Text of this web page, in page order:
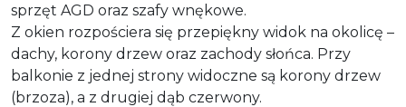
sprzęt AGD oraz szafy wnękowe.
Z okien rozpościera się przepiękny widok na okolicę –
dachy, korony drzew oraz zachody słońca. Przy
balkonie z jednej strony widoczne są korony drzew
(brzoza), a z drugiej dąb czerwony.